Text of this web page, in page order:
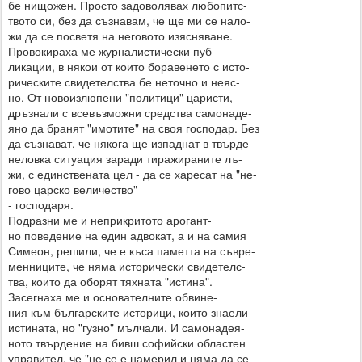
бе нищожен. Просто задоволявах любопитс-
твото си, без да съзнавам, че ще ми се нало-
жи да се посветя на неговото изясняване.
Провокираха ме журналистически пуб-
ликации, в някои от които боравенето с исто-
рическите свидетелства бе неточно и неяс-
но. От новоизлюпени "политици" царисти,
дръзнали с всевъзможни средства самонаде-
яно да бранят "имотите" на своя господар. Без
да съзнават, че някога ще изпаднат в твърде
неловка ситуация заради тиражираните лъ-
жи, с единствената цел - да се харесат на "не-
гово царско величество"
- господаря.
Подразни ме и неприкритото арогант-
но поведение на един адвокат, а и на самия
Симеон, решили, че е къса паметта на съвре-
менниците, че няма исторически свидетелс-
тва, които да оборят тяхната "истина".
Засегнаха ме и основателните обвине-
ния към българските историци, които знаели
истината, но "гузно" мълчали. И самонадея-
ното твърдение на бивш софийски областен
управител, че "не се е намерил и няма да се